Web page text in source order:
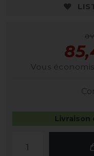
Vous
Livraison